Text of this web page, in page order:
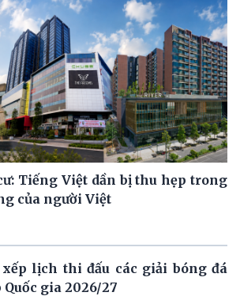
Tiếng Việt dần bị thu hẹp trong
của người Việt
xếp lịch thi đấu các giải bóng đá
gia 2026/27